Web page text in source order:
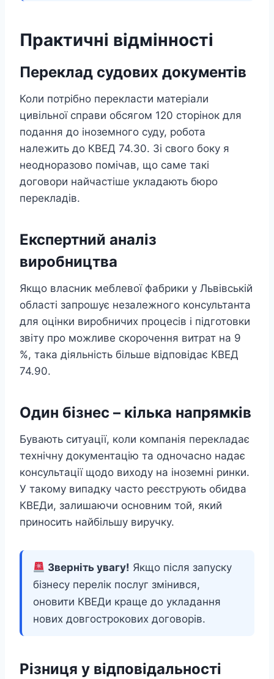
Практичні відмінності
Переклад судових документів
Коли потрібно перекласти матеріали
цивільної справи обсягом 120 сторінок для
подання до іноземного суду, робота
належить до КВЕД 74.30. Зі свого боку я
неодноразово помічав, що саме такі
договори найчастіше укладають бюро
перекладів.
Експертний аналіз
виробництва
Якщо власник меблевої фабрики у Львівській
області запрошує незалежного консультанта
для оцінки виробничих процесів і підготовки
звіту про можливе скорочення витрат на 9
%, така діяльність більше відповідає КВЕД
74.90.
Один бізнес – кілька напрямків
Бувають ситуації, коли компанія перекладає
технічну документацію та одночасно надає
консультації щодо виходу на іноземні ринки.
У такому випадку часто реєструють обидва
КВЕДи, залишаючи основним той, який
приносить найбільшу виручку.
Зверніть увагу! Якщо після запуску
бізнесу перелік послуг змінився,
оновити КВЕДи краще до укладання
нових довгострокових договорів.
Різниця у відповідальності